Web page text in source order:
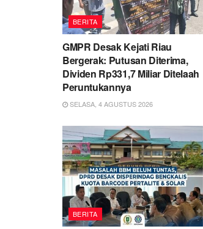
BERITA
GMPR Desak Kejati Riau
Bergerak: Putusan Diterima,
Dividen Rp331,7 Miliar Ditelaah
Peruntukannya
SELASA, 4 AGUSTUS 2026
BERITA